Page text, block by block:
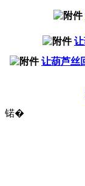
让葫芦丝
锘�